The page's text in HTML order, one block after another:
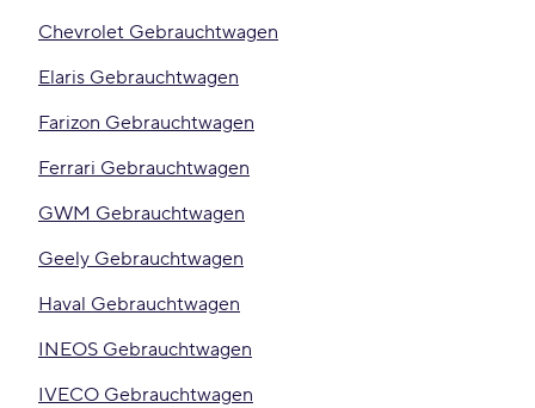
Chevrolet Gebrauchtwagen
Elaris Gebrauchtwagen
Farizon Gebrauchtwagen
Ferrari Gebrauchtwagen
GWM Gebrauchtwagen
Geely Gebrauchtwagen
Haval Gebrauchtwagen
INEOS Gebrauchtwagen
IVECO Gebrauchtwagen